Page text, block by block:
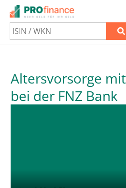
Altersvorsorge
bei der FNZ Bank